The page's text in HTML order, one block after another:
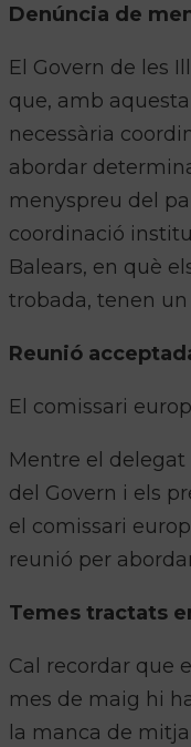
Denúncia de
El Govern de les
que, amb
necessària
abordar
menyspreu del
coordinació
Balears, en què
trobada, tenen
Reunió
El comissari
Mentre el
del Govern i els
el comissari
reunió per
Temes tractats
Cal recordar que
mes de maig hi
la manca de